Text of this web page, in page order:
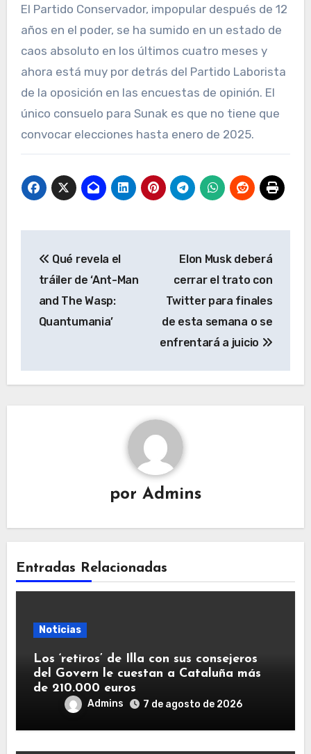
El Partido Conservador, impopular después de 12
años en el poder, se ha sumido en un estado de
caos absoluto en los últimos cuatro meses y
ahora está muy por detrás del Partido Laborista
de la oposición en las encuestas de opinión. El
único consuelo para Sunak es que no tiene que
convocar elecciones hasta enero de 2025.
de
entradas
Qué revela el
tráiler de ‘Ant-Man
and The Wasp:
Quantumania’
Elon Musk deberá
cerrar el trato con
Twitter para finales
de esta semana o se
enfrentará a juicio
por Admins
Entradas Relacionadas
Noticias
Los ‘retiros’ de Illa con sus consejeros
del Govern le cuestan a Cataluña más
de 210.000 euros
Admins 7 de agosto de 2026